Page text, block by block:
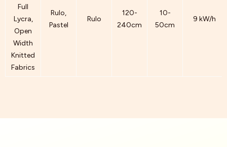
Full
Lycra,
Open
Width
Knitted
Fabrics
Rulo,
Pastel
Rulo
120-
240cm
10-
50cm
9 kW/h